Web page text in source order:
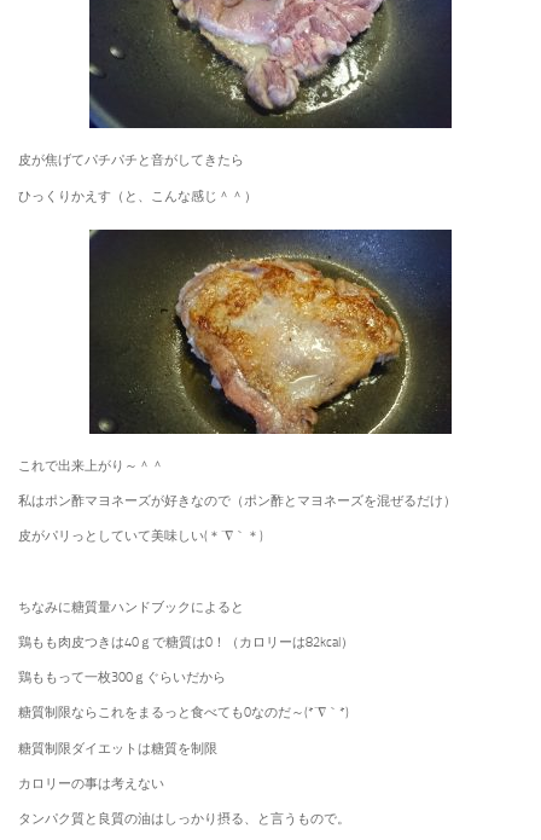
皮が焦げてパチパチと音がしてきたら
ひっくりかえす（と、こんな感じ＾＾）
これで出来上がり～＾＾
私はポン酢マヨネーズが好きなので（ポン酢とマヨネーズを混ぜるだけ）
皮がパリっとしていて美味しい(＊´∇｀＊)
ちなみに糖質量ハンドブックによると
鶏もも肉皮つきは40ｇで糖質は0！（カロリーは82kcal）
鶏ももって一枚300ｇぐらいだから
糖質制限ならこれをまるっと食べても0なのだ～(*´∇｀*)
糖質制限ダイエットは糖質を制限
カロリーの事は考えない
タンパク質と良質の油はしっかり摂る、と言うもので。